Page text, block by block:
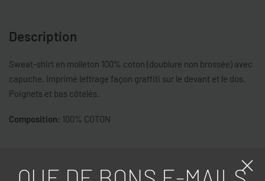
Description
Sweat-shirt en molleton 100% coton (doublure non brossée) avec
capuche. Imprimé lettrage façon graffiti sur le devant et le dos.
Poignets et bas côtelés.
Composition: 100% COTON